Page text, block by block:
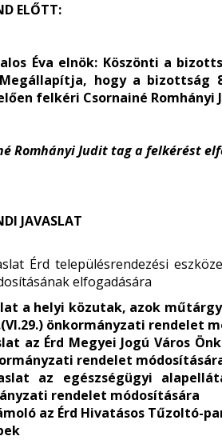
ELŐTT:
Éva elnök: Köszönti a
hogy a bizottság
felkéri Csornainé
Romhányi Judit tag a felkérést
JAVASLAT
Érd településrendezési
elfogadására
a helyi közutak, azok
önkormányzati rendelet
az Érd Megyei Jogú Város
rendelet
az egészségügyi
rendelet módosítására
az Érd Hivatásos Tűzoltó-